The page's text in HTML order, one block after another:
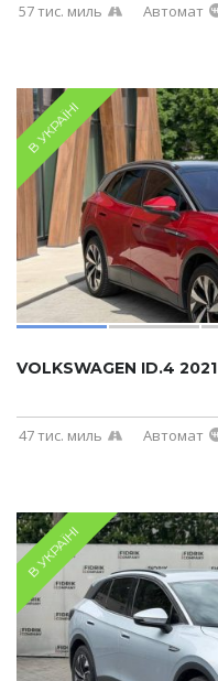
57 тис. миль Автомат
В УКРАЇНІ
VOLKSWAGEN ID.4 2021
47 тис. миль Автомат
В УКРАЇНІ